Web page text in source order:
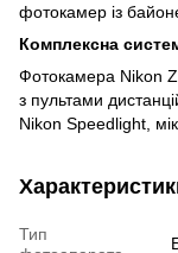
фотокамер із
Комплексна
Фотокамера Nikon
з пультами
Nikon Speedlight,
Тип